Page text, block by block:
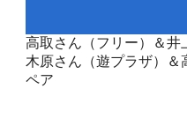
高取さん（フリー）＆井
木原さん（遊プラザ）＆
ペア